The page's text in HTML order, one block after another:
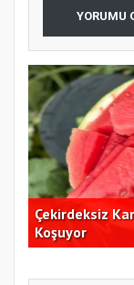
YORUMU
Çekirdeksiz
Koşuyor